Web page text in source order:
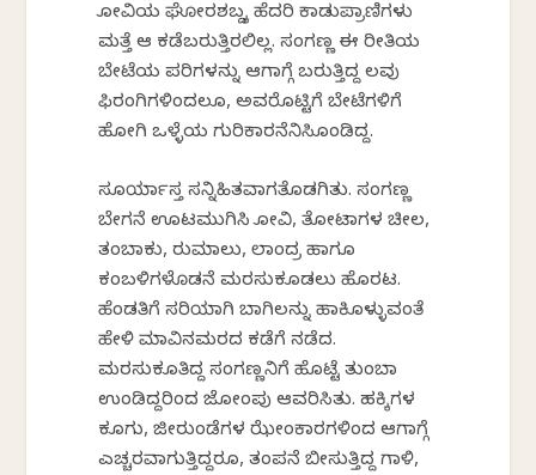
ಕೋವಿಯ ಘೋರಶಬ್ದಕ್ಕೆ ಹೆದರಿ ಕಾಡುಪ್ರಾಣಿಗಳು
ಮತ್ತೆ ಆ ಕಡೆಬರುತ್ತಿರಲಿಲ್ಲ. ಸಂಗಣ್ಣ ಈ ರೀತಿಯ
ಬೇಟೆಯ ಪರಿಗಳನ್ನು ಆಗಾಗ್ಗೆ ಬರುತ್ತಿದ್ದ ಕೆಲವು
ಫಿರಂಗಿಗಳಿಂದಲೂ, ಅವರೊಟ್ಟಿಗೆ ಬೇಟೆಗಳಿಗೆ
ಹೋಗಿ ಒಳ್ಳೆಯ ಗುರಿಕಾರನೆನಿಸಿಕೊಂಡಿದ್ದ.
ಸೂರ್ಯಾಸ್ತ ಸನ್ನಿಹಿತವಾಗತೊಡಗಿತು. ಸಂಗಣ್ಣ
ಬೇಗನೆ ಊಟಮುಗಿಸಿ ಕೋವಿ, ತೋಟಾಗಳ ಚೀಲ,
ತಂಬಾಕು, ರುಮಾಲು, ಲಾಂದ್ರ ಹಾಗೂ
ಕಂಬಳಿಗಳೊಡನೆ ಮರಸುಕೂಡಲು ಹೊರಟ.
ಹೆಂಡತಿಗೆ ಸರಿಯಾಗಿ ಬಾಗಿಲನ್ನು ಹಾಕಿಕೊಳ್ಳುವಂತೆ
ಹೇಳಿ ಮಾವಿನಮರದ ಕಡೆಗೆ ನಡೆದ.
ಮರಸುಕೂತಿದ್ದ ಸಂಗಣ್ಣನಿಗೆ ಹೊಟ್ಟೆ ತುಂಬಾ
ಉಂಡಿದ್ದರಿಂದ ಜೋಂಪು ಆವರಿಸಿತು. ಹಕ್ಕಿಗಳ
ಕೂಗು, ಜೀರುಂಡೆಗಳ ಝೇಂಕಾರಗಳಿಂದ ಆಗಾಗ್ಗೆ
ಎಚ್ಚರವಾಗುತ್ತಿದ್ದರೂ, ತಂಪನೆ ಬೀಸುತ್ತಿದ್ದ ಗಾಳಿ,